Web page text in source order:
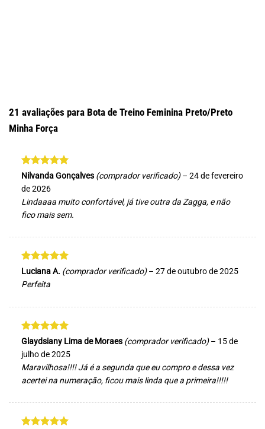
21 avaliações para Bota de Treino Feminina Preto/Preto
Minha Força
Avaliação5
de 5
Nilvanda Gonçalves (comprador verificado) – 24 de fevereiro
de 2026
Lindaaaa muito confortável, já tive outra da Zagga, e não
fico mais sem.
Avaliação 5
de 5
Luciana A. (comprador verificado) – 27 de outubro de 2025
Perfeita
Avaliação 5
de 5
Glaydsiany Lima de Moraes (comprador verificado) – 15 de
julho de 2025
Maravilhosa!!!! Já é a segunda que eu compro e dessa vez
acertei na numeração, ficou mais linda que a primeira!!!!!